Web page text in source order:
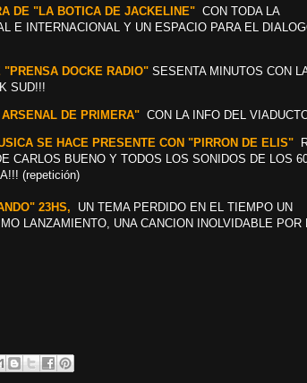
DE "LA BOTICA DE JACKELINE" CON TODA LA
E INTERNACIONAL Y UN ESPACIO PARA EL
"PRENSA DOCKE RADIO" SESENTA MINUTOS CON
SUD!!!
DE PRIMERA" CON LA INFO DEL
SE HACE PRESENTE CON "PIRRON DE ELIS"
CARLOS BUENO Y TODOS LOS SONIDOS DE LOS
(repetición)
23HS, UN TEMA PERDIDO EN EL TIEMPO UN
LANZAMIENTO, UNA CANCION INOLVIDABLE POR